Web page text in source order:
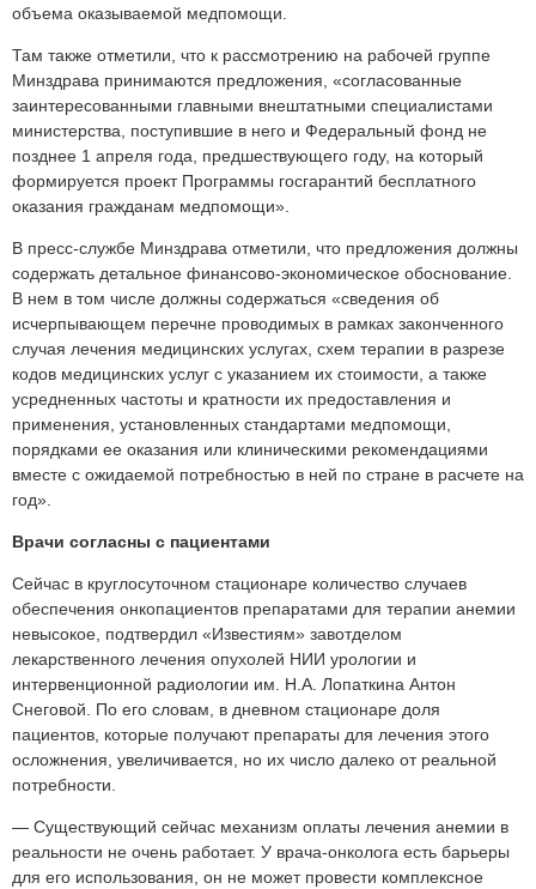
объема оказываемой медпомощи.
Там также отметили, что к рассмотрению на рабочей группе
Минздрава принимаются предложения, «согласованные
заинтересованными главными внештатными специалистами
министерства, поступившие в него и Федеральный фонд не
позднее 1 апреля года, предшествующего году, на который
формируется проект Программы госгарантий бесплатного
оказания гражданам медпомощи».
В пресс-службе Минздрава отметили, что предложения должны
содержать детальное финансово-экономическое обоснование.
В нем в том числе должны содержаться «сведения об
исчерпывающем перечне проводимых в рамках законченного
случая лечения медицинских услугах, схем терапии в разрезе
кодов медицинских услуг с указанием их стоимости, а также
усредненных частоты и кратности их предоставления и
применения, установленных стандартами медпомощи,
порядками ее оказания или клиническими рекомендациями
вместе с ожидаемой потребностью в ней по стране в расчете на
год».
Врачи согласны с пациентами
Сейчас в круглосуточном стационаре количество случаев
обеспечения онкопациентов препаратами для терапии анемии
невысокое, подтвердил «Известиям» завотделом
лекарственного лечения опухолей НИИ урологии и
интервенционной радиологии им. Н.А. Лопаткина Антон
Снеговой. По его словам, в дневном стационаре доля
пациентов, которые получают препараты для лечения этого
осложнения, увеличивается, но их число далеко от реальной
потребности.
— Существующий сейчас механизм оплаты лечения анемии в
реальности не очень работает. У врача-онколога есть барьеры
для его использования, он не может провести комплексное